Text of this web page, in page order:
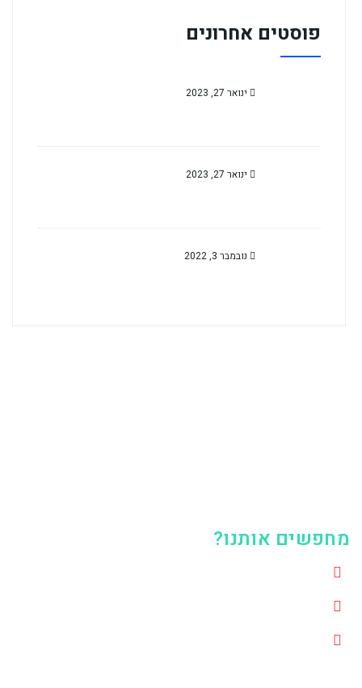
פוסטים אחרונים
ינואר 27, 2023
ינואר 27, 2023
נובמבר 3, 2022
אותנו?